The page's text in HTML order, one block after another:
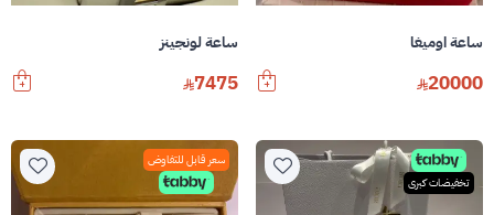
ساعة اوميغا
20000
ساعة لونجينز
7475
تخفيضات كبرى
سعر قابل للتفاوض